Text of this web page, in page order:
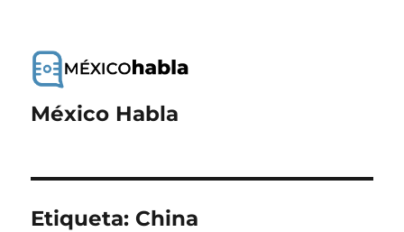
México Habla
Etiqueta: China